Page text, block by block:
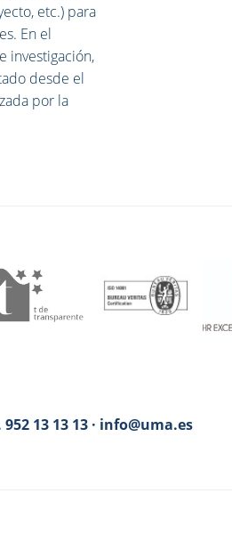
etc.) para
En el
investigación,
desde el
por la
13 13 13 · info@uma.es